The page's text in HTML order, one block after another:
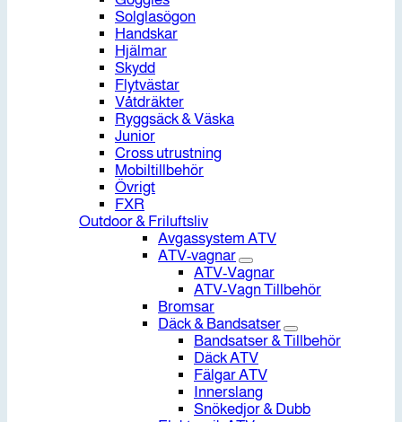
Solglasögon
Handskar
Hjälmar
Skydd
Flytvästar
Våtdräkter
Ryggsäck & Väska
Junior
Cross utrustning
Mobiltillbehör
Övrigt
FXR
Outdoor & Friluftsliv
Avgassystem ATV
ATV-vagnar
ATV-Vagnar
ATV-Vagn Tillbehör
Bromsar
Däck & Bandsatser
Bandsatser & Tillbehör
Däck ATV
Fälgar ATV
Innerslang
Snökedjor & Dubb